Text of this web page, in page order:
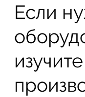
Если